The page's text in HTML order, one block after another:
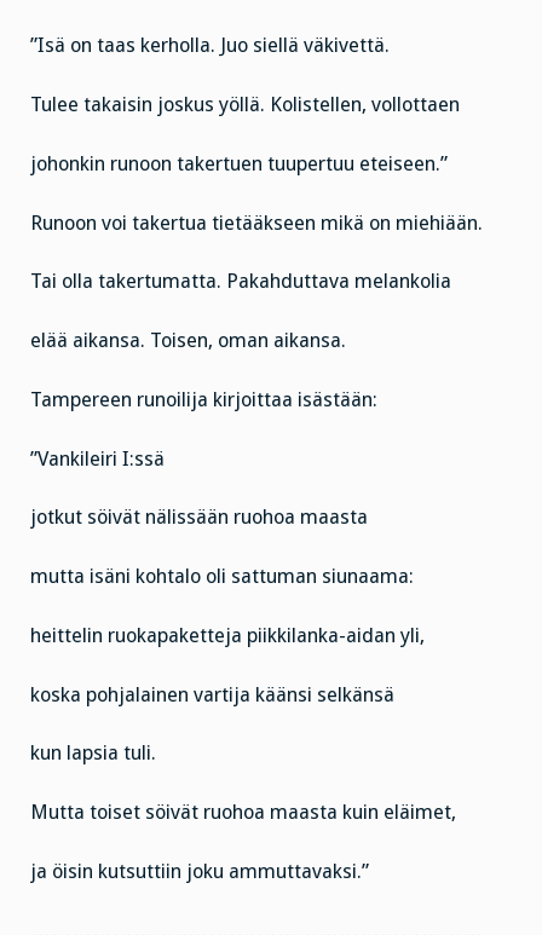
”Isä on taas kerholla. Juo siellä väkivettä.
Tulee takaisin joskus yöllä. Kolistellen, vollottaen
johonkin runoon takertuen tuupertuu eteiseen.”
Runoon voi takertua tietääkseen mikä on miehiään.
Tai olla takertumatta. Pakahduttava melankolia
elää aikansa. Toisen, oman aikansa.
Tampereen runoilija kirjoittaa isästään:
”Vankileiri I:ssä
jotkut söivät nälissään ruohoa maasta
mutta isäni kohtalo oli sattuman siunaama:
heittelin ruokapaketteja piikkilanka-aidan yli,
koska pohjalainen vartija käänsi selkänsä
kun lapsia tuli.
Mutta toiset söivät ruohoa maasta kuin eläimet,
ja öisin kutsuttiin joku ammuttavaksi.”
…………………………………………………………